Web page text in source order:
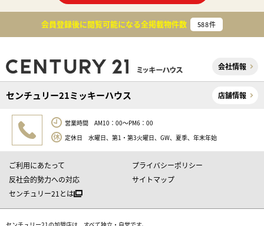
会員登録後に閲覧可能になる全掲載物件数 588件
会社情報
センチュリー21ミッキーハウス 店舗情報
営業時間 AM10：00～PM6：00
定休日 水曜日、第1・第3火曜日、GW、夏季、年末年始
ご利用にあたって
プライバシーポリシー
反社会的勢力への対応
サイトマップ
センチュリー21とは